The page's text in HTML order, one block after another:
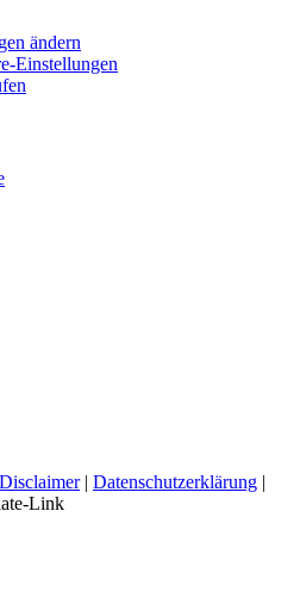
ändern
Einstellungen
Disclaimer| Datenschutzerklärung |
Link